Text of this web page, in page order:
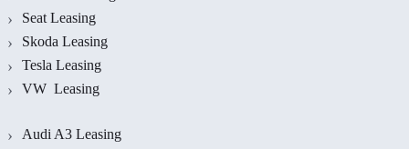
Seat Leasing
Skoda Leasing
Tesla Leasing
VW Leasing
Audi A3 Leasing